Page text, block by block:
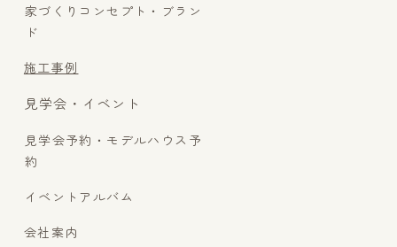
家づくりコンセプト・ブラン
ド
施工事例
見学会・イベント
見学会予約・モデルハウス予
約
イベントアルバム
会社案内